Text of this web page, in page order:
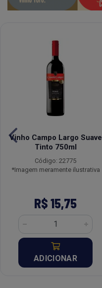
Vinho Campo Largo Suave
Tinto 750ml
Código: 22775
*Imagem meramente ilustrativa
R$ 15,75
ADICIONAR